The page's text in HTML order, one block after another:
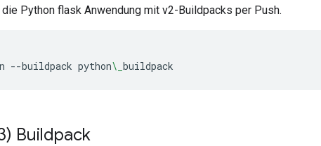
Python flask Anwendung mit v2-Buildpacks per Push.
--buildpack python\_ buildpack
Buildpack